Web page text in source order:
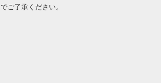
でご了承ください。